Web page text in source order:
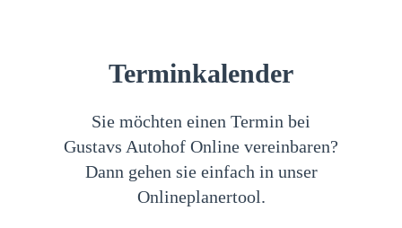
Terminkalender
Sie möchten einen Termin bei
Gustavs Autohof Online vereinbaren?
Dann gehen sie einfach in unser
Onlineplanertool.